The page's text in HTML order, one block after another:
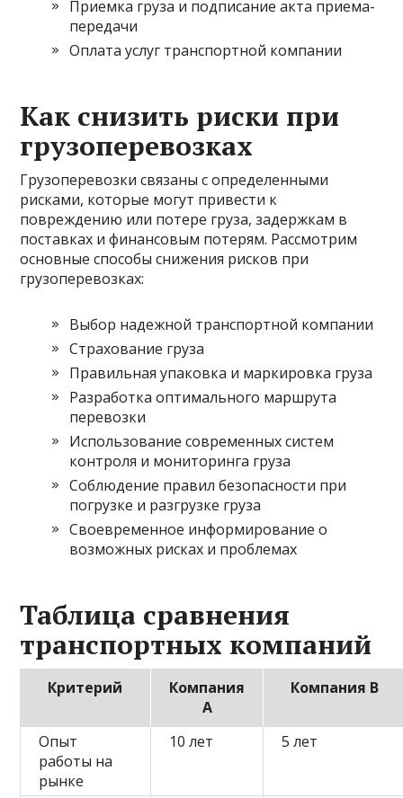
Приемка груза и подписание акта приема-
передачи
Оплата услуг транспортной компании
Как снизить риски при
грузоперевозках
Грузоперевозки связаны с определенными
рисками, которые могут привести к
повреждению или потере груза, задержкам в
поставках и финансовым потерям. Рассмотрим
основные способы снижения рисков при
грузоперевозках:
Выбор надежной транспортной компании
Страхование груза
Правильная упаковка и маркировка груза
Разработка оптимального маршрута
перевозки
Использование современных систем
контроля и мониторинга груза
Соблюдение правил безопасности при
погрузке и разгрузке груза
Своевременное информирование о
возможных рисках и проблемах
Таблица сравнения
транспортных компаний
Критерий
Компания
A
Компания B
Опыт
работы на
рынке
10 лет 5 лет